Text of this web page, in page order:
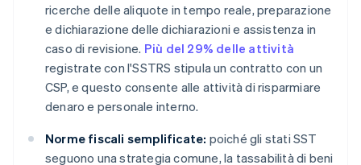
ricerche delle aliquote in tempo reale, preparazione
e dichiarazione delle dichiarazioni e assistenza in
caso di revisione. Più del 29% delle attività
registrate con l'SSTRS stipula un contratto con un
CSP, e questo consente alle attività di risparmiare
denaro e personale interno.
Norme fiscali semplificate: poiché gli stati SST
seguono una strategia comune, la tassabilità di beni